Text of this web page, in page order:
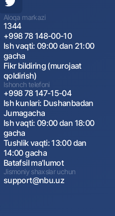
Aloqa markazi
1344
+998 78 148-00-10
Ish vaqti: 09:00 dan 21:00
gacha
Fikr bildiring (murojaat
qoldirish)
Ishonch telefoni
+998 78 147-15-04
Ish kunlari: Dushanbadan
Jumagacha
Ish vaqti: 09:00 dan 18:00
gacha
Tushlik vaqti: 13:00 dan
14:00 gacha
Batafsil maʼlumot
Jismoniy shaxslar uchun
support@nbu.uz